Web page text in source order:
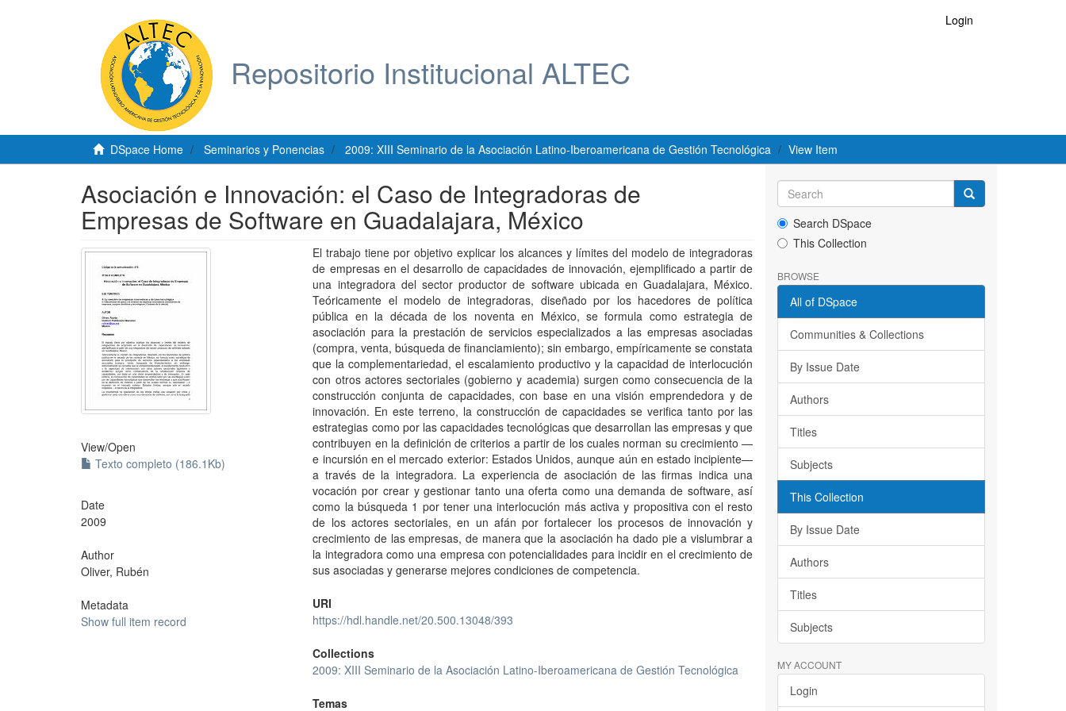
Repositorio Institucional ALTEC
Login
DSpace Home Seminarios y Ponencias 2009: XIII Seminario de la Asociación Latino-Iberoamericana de Gestión Tecnológica View Item
Asociación e Innovación: el Caso de Integradoras de
Empresas de Software en Guadalajara, México
View/Open
Texto completo (186.1Kb)
Date
2009
Author
Oliver, Rubén
Metadata
Show full item record
El trabajo tiene por objetivo explicar los alcances y límites del modelo de integradoras
de empresas en el desarrollo de capacidades de innovación, ejemplificado a partir de
una integradora del sector productor de software ubicada en Guadalajara, México.
Teóricamente el modelo de integradoras, diseñado por los hacedores de política
pública en la década de los noventa en México, se formula como estrategia de
asociación para la prestación de servicios especializados a las empresas asociadas
(compra, venta, búsqueda de financiamiento); sin embargo, empíricamente se constata
que la complementariedad, el escalamiento productivo y la capacidad de interlocución
con otros actores sectoriales (gobierno y academia) surgen como consecuencia de la
construcción conjunta de capacidades, con base en una visión emprendedora y de
innovación. En este terreno, la construcción de capacidades se verifica tanto por las
estrategias como por las capacidades tecnológicas que desarrollan las empresas y que
contribuyen en la definición de criterios a partir de los cuales norman su crecimiento —
e incursión en el mercado exterior: Estados Unidos, aunque aún en estado incipiente—
a través de la integradora. La experiencia de asociación de las firmas indica una
vocación por crear y gestionar tanto una oferta como una demanda de software, así
como la búsqueda 1 por tener una interlocución más activa y propositiva con el resto
de los actores sectoriales, en un afán por fortalecer los procesos de innovación y
crecimiento de las empresas, de manera que la asociación ha dado pie a vislumbrar a
la integradora como una empresa con potencialidades para incidir en el crecimiento de
sus asociadas y generarse mejores condiciones de competencia.
URI
https://hdl.handle.net/20.500.13048/393
Collections
2009: XIII Seminario de la Asociación Latino-Iberoamericana de Gestión Tecnológica
Temas
Search DSpace
This Collection
BROWSE
All of DSpace
Communities & Collections
By Issue Date
Authors
Titles
Subjects
This Collection
By Issue Date
Authors
Titles
Subjects
MY ACCOUNT
Login